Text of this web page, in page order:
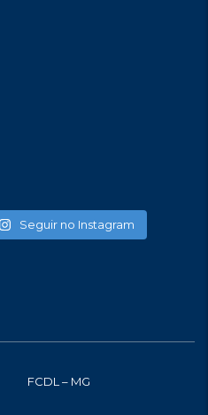
Seguir no Instagram
FCDL – MG